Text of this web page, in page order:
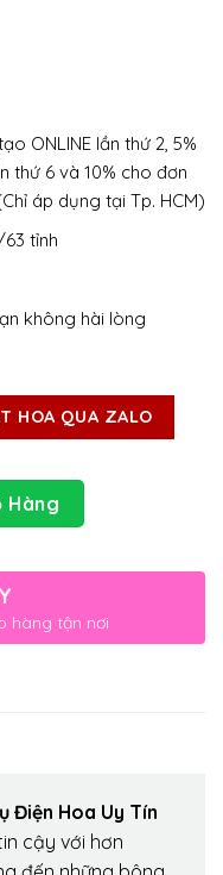
ONLINE lần thứ 2, 5%
thứ 6 và 10% cho đơn
áp dụng tại Tp. HCM)
tỉnh
không hài lòng
HOA QUA ZALO
Hàng
hàng tận nơi
Điện Hoa Uy Tín
cậy với hơn